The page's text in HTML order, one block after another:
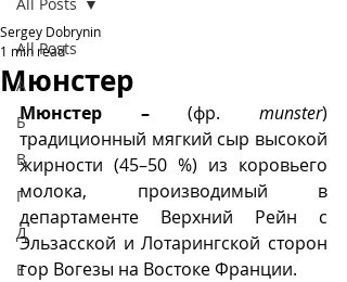
All Posts
А
Б
В
Г
Д
Е
Мюнстер
Sergey Dobrynin
1 min read
Мюнстер – (фр. munster)
традиционный мягкий сыр высокой
жирности (45–50 %) из коровьего
молока, производимый в
департаменте Верхний Рейн с
Эльзасской и Лотарингской сторон
гор Вогезы на Востоке Франции.